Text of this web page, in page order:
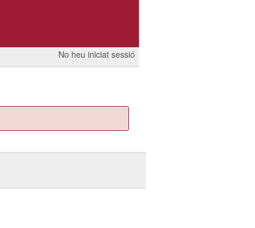
No heu iniciat sessió